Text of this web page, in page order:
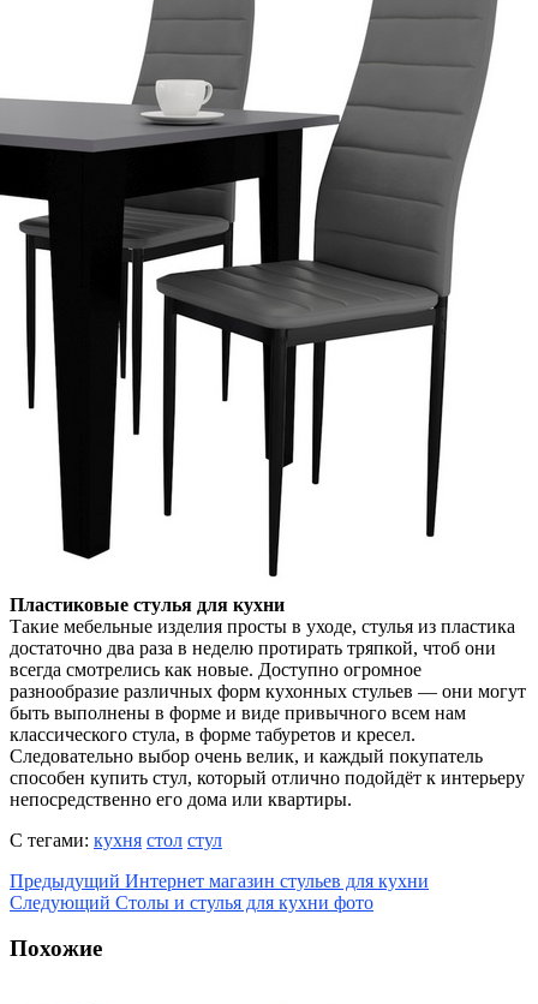
Пластиковые стулья для кухни
Такие мебельные изделия просты в уходе, стулья из пластика
достаточно два раза в неделю протирать тряпкой, чтоб они
всегда смотрелись как новые. Доступно огромное
разнообразие различных форм кухонных стульев — они могут
быть выполнены в форме и виде привычного всем нам
классического стула, в форме табуретов и кресел.
Следовательно выбор очень велик, и каждый покупатель
способен купить стул, который отлично подойдёт к интерьеру
непосредственно его дома или квартиры.
С тегами: кухня стол стул
Предыдущий Интернет магазин стульев для кухни
Следующий Столы и стулья для кухни фото
Похожие